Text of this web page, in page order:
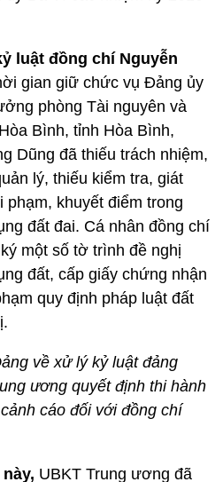
luật đồng chí Nguyễn
gian giữ chức vụ Đảng ủy
phòng Tài nguyên và
Bình, tỉnh Hòa Bình,
Dũng đã thiếu trách nhiệm,
lý, thiếu kiểm tra, giát
phạm, khuyết điểm trong
đất đai. Cá nhân đồng chí
một số tờ trình đề nghị
đất, cấp giấy chứng nhận
quy định pháp luật đất
về xử lý kỷ luật đảng
ương quyết định thi hành
cáo đối với đồng chí
UBKT Trung ương đã